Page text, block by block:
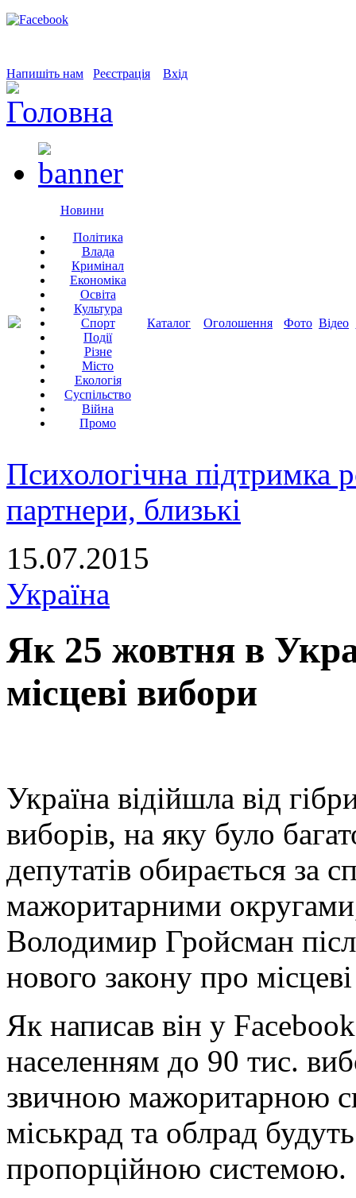
Напишіть нам Реєстрація Вхід
Новини
Політика
Влада
Кримінал
Економіка
Освіта
Культура
Спорт
Події
Різне
Місто
Екологія
Суспільство
Війна
Промо
Каталог Оголошення Фото Відео
Психологічна підтримка
партнери, близькі
15.07.2015
Україна
Як 25 жовтня в
місцеві вибори
Україна відійшла від
виборів, на яку було
депутатів обирається за
мажоритарними
Володимир Гройсман
нового закону про
Як написав він у
населенням до 90 тис.
звичною мажоритарною
міськрад та облрад
пропорційною системою.